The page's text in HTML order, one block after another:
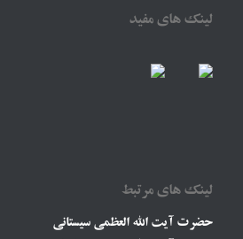
لینک های مفید
لینک های مرتبط
حضرت آیت الله العظمی سیستانی